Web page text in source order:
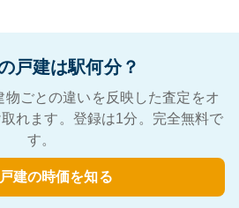
戸建は駅何分？
ごとの違いを反映した査定をオ
れます。登録は1分。完全無料で
す。
建の時価を知る